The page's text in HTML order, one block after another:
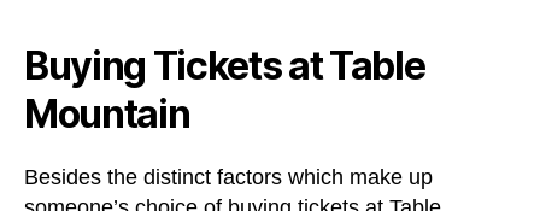
Buying Tickets at Table
Mountain
Besides the distinct factors which make up